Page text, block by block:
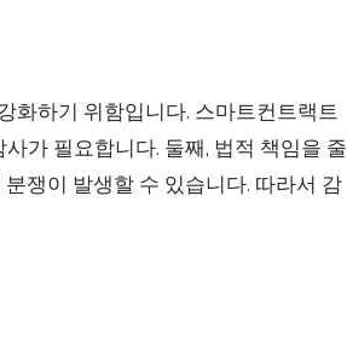
화하기 위함입니다. 스마트컨트랙트
가 필요합니다. 둘째, 법적 책임을 줄
쟁이 발생할 수 있습니다. 따라서 감